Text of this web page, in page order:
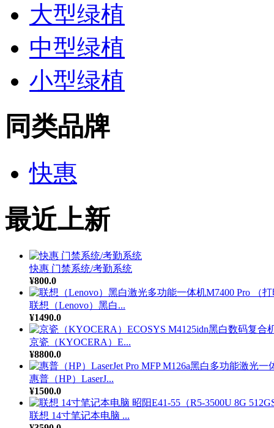
大型绿植
中型绿植
小型绿植
同类品牌
快惠
最近上新
快惠 门禁系统/考勤系统
¥800.0
联想（Lenovo）黑白...
¥1490.0
京瓷（KYOCERA）E...
¥8800.0
惠普（HP）LaserJ...
¥1500.0
联想 14寸笔记本电脑 ...